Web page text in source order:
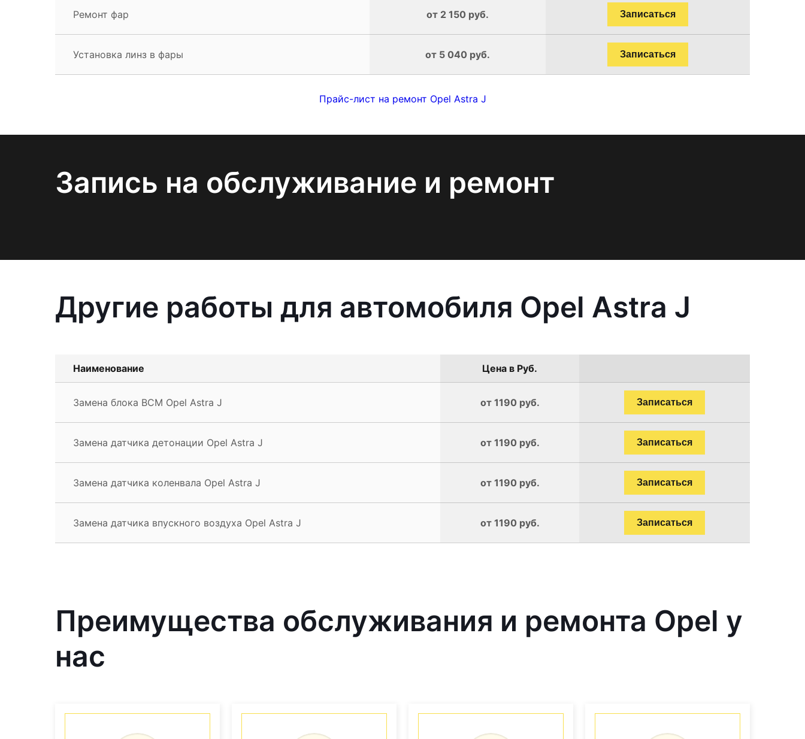
Ремонт фар от 2 150 руб. Записаться
Установка линз в фары от 5 040 руб. Записаться
Прайс-лист на ремонт Opel Astra J
Запись на обслуживание и ремонт
Другие работы для автомобиля Opel Astra J
Наименование Цена в Руб.
Замена блока BCM Opel Astra J от 1190 руб. Записаться
Замена датчика детонации Opel Astra J от 1190 руб. Записаться
Замена датчика коленвала Opel Astra J от 1190 руб. Записаться
Замена датчика впускного воздуха Opel Astra J от 1190 руб. Записаться
Преимущества обслуживания и ремонта Opel у
нас